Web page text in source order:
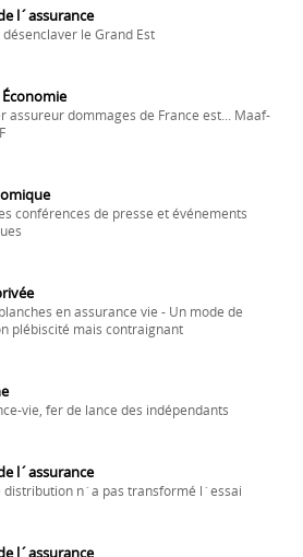
l´assurance
désenclaver le Grand Est
Économie
assureur dommages de France est... Maaf-
conférences de presse et événements
en assurance vie - Un mode de
plébiscité mais contraignant
vie, fer de lance des indépendants
l´assurance
distribution n´a pas transformé l´essai
l´assurance